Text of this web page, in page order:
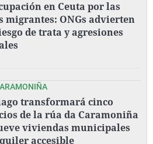
en Ceuta por las
migrantes: ONGs advierten
de trata y agresiones
transformará cinco
de la rúa da Caramoniña
viviendas municipales
accesible